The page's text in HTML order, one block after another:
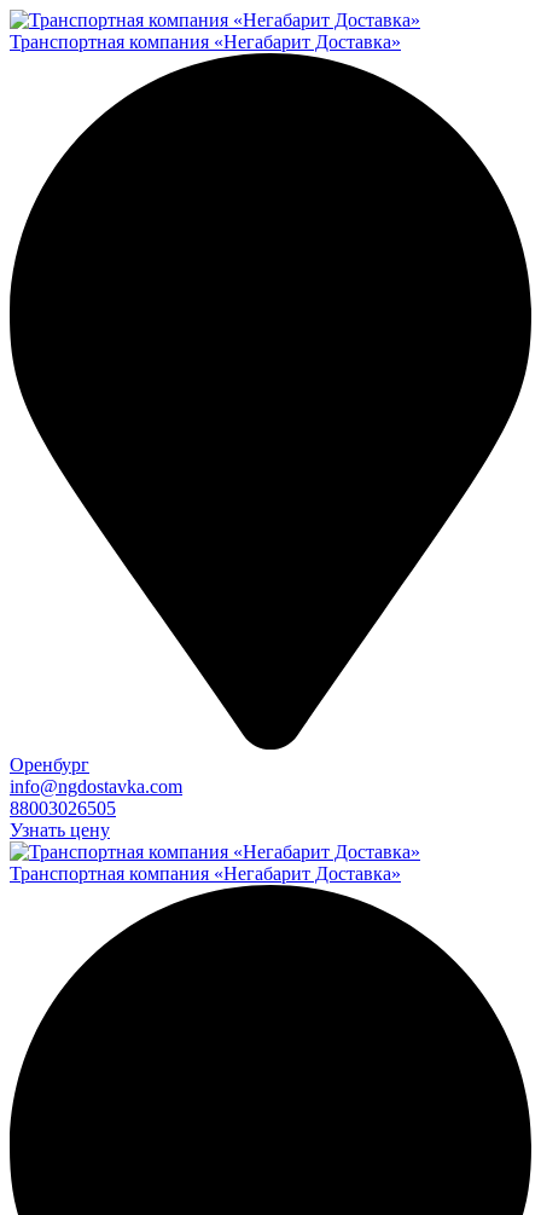
Транспортная компания «Негабарит Доставка»
Оренбург
info@ngdostavka.com
88003026505
Узнать цену
Транспортная компания «Негабарит Доставка»